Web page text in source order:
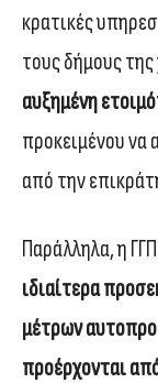
κρατικές
τους δήμους
αυξημένη
προκειμένου να
από την
Παράλληλα, η
ιδιαίτερα
μέτρων
προέρχονται